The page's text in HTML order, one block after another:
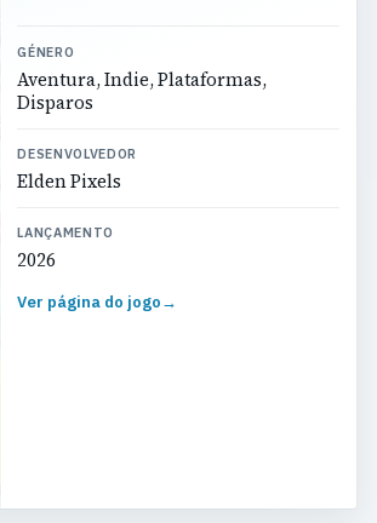
GÉNERO
Aventura, Indie, Plataformas,
Disparos
DESENVOLVEDOR
Elden Pixels
LANÇAMENTO
2026
Ver página do jogo→